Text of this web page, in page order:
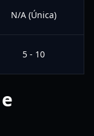
N/A (Única)
5 - 10